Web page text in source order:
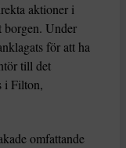
aktioner i
borgen. Under
för att ha
till det
i Filton,
omfattande